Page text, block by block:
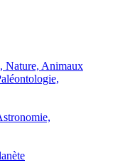
Nature, Animaux